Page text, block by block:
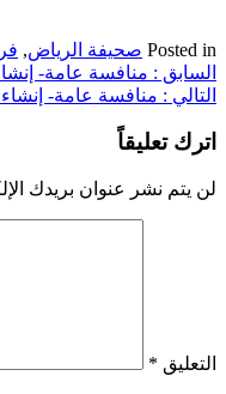
Posted in صحيفة الرياض,
تصفّح
المقالات
السابق : منافسة عامة-
التالي : منافسة عامة-
اترك تعليقاً
لن يتم نشر عنوان بريدك
التعليق *